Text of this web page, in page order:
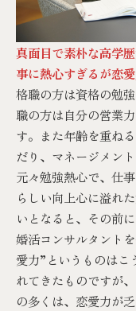
真面目で素朴な高学
事に熱心すぎるが恋
格職の方は資格の勉
職の方は自分の営業
す。また年齢を重ね
だり、マネージメン
元々勉強熱心で、仕
らしい向上心に溢れ
いとなると、その前
婚活コンサルタント
愛力”というものはこ
れてきたものですが
の多くは、恋愛力が